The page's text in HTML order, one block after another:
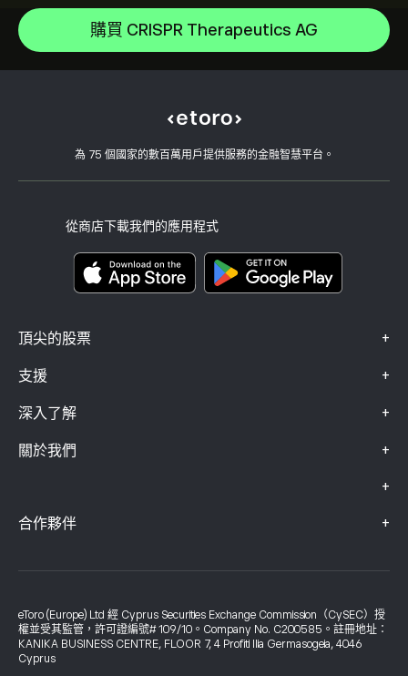
購買 CRISPR Therapeutics AG
為 75 個國家的數百萬用戶提供服務的金融智慧平台。
從商店下載我們的應用程式
頂尖的股票 +
Microsoft
Apple
支援 +
如何存款
如何提款
開設帳戶
用戶端漏洞
深入了解 +
CopyTrading 如何運作
負責任的交易
關於我們 +
為什麼選擇 eToro
我們的辦事處
+
風險揭露
關鍵資訊文件
投訴資料（FCA 客戶）
合作夥伴 +
投資保險
eToro (Europe) Ltd 經 Cyprus Securities Exchange Commission（CySEC）授
權並受其監管，許可證編號# 109/10。Company No. C200585。註冊地址：
KANIKA BUSINESS CENTRE, FLOOR 7, 4 Profiti Ilia Germasogeia, 4046
Cyprus